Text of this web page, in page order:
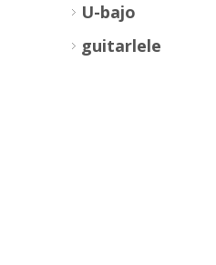
U-bajo
guitarlele